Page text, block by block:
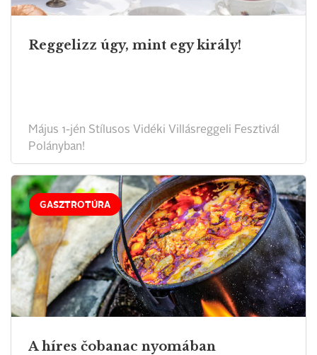
Reggelizz úgy, mint egy király!
Május 1-jén Stílusos Vidéki Villásreggeli Fesztivál
Polányban!
GASZTROTÚRA
A híres čobanac nyomában